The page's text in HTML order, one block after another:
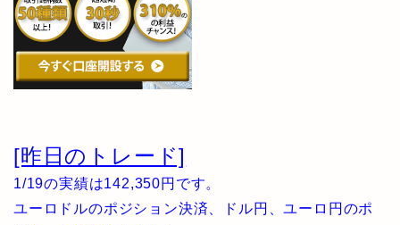
[昨日のトレード]
1/19の実績は142,350円です。
ユーロドルのポジション決済、ドル円、ユーロ円のポ